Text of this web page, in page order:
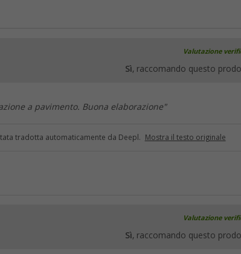
Valutazione
Sì, raccomando questo
a pavimento. Buona elaborazione"
tradotta automaticamente da Deepl. Mostra il testo originale
Valutazione
Sì, raccomando questo